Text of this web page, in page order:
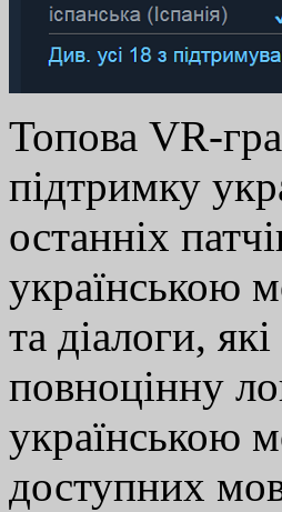
Топова VR-гра
підтримку
останніх
українською
та діалоги,
повноцінну
українською
доступних